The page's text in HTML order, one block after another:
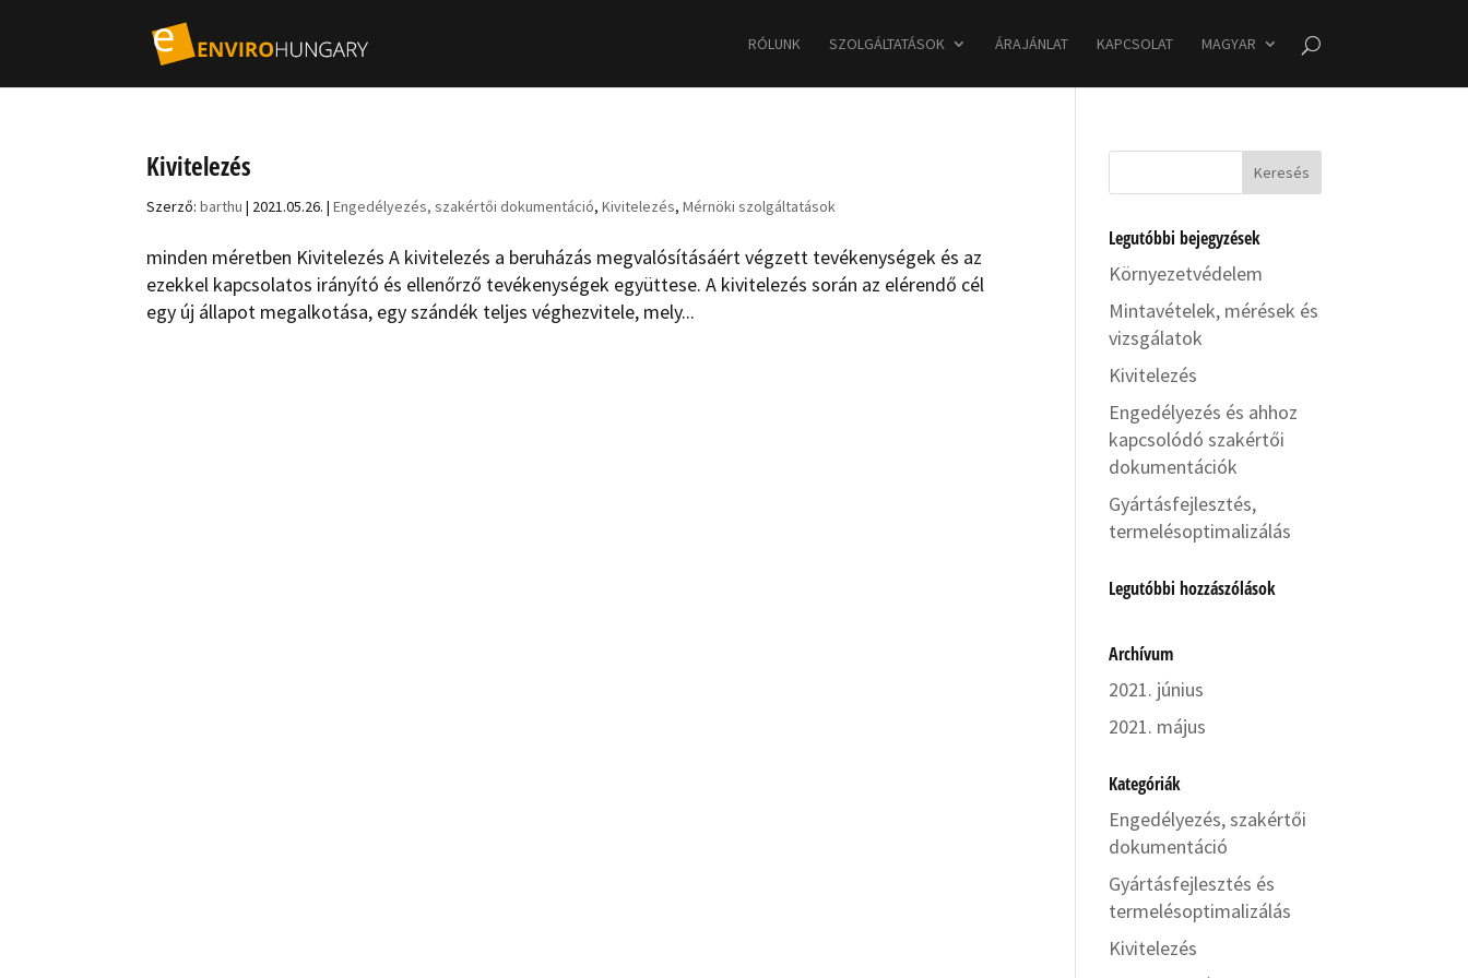
RÓLUNK SZOLGÁLTATÁSOK ÁRAJÁNLAT KAPCSOLAT MAGYAR
Kivitelezés
Szerző:barthu | 2021.05.26. |Engedélyezés, szakértői dokumentáció,Kivitelezés,Mérnöki szolgáltatások
minden méretben Kivitelezés A kivitelezés a beruházás megvalósításáért végzett tevékenységek és az
ezekkel kapcsolatos irányító és ellenőrző tevékenységek együttese. A kivitelezés során az elérendő cél
egy új állapot megalkotása, egy szándék teljes véghezvitele, mely...
Legutóbbi bejegyzések
Környezetvédelem
Mintavételek, mérések és
vizsgálatok
Kivitelezés
Engedélyezés és ahhoz
kapcsolódó szakértői
dokumentációk
Gyártásfejlesztés,
termelésoptimalizálás
Legutóbbi hozzászólások
Archívum
2021. június
2021. május
Kategóriák
Engedélyezés, szakértői
dokumentáció
Gyártásfejlesztés és
termelésoptimalizálás
Kivitelezés